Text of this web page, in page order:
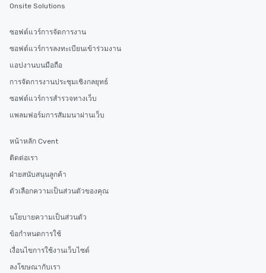
Onsite Solutions
ซอฟต์แวร์การจัดการงาน
ซอฟต์แวร์การลงทะเบียนเข้าร่วมงาน
แอปงานบนมือถือ
การจัดการงานประชุมเชิงกลยุทธ์
ซอฟต์แวร์การสำรวจทางเว็บ
แพลมฟอร์มการสัมมนาผ่านเว็บ
หน้าหลัก Cvent
ติดต่อเรา
ฝ่ายสนับสนุนลูกค้า
ตัวเลือกความเป็นส่วนตัวของคุณ
นโยบายความเป็นส่วนตัว
ข้อกำหนดการใช้
เงื่อนไขการใช้งานเว็บไซต์
ลงโฆษณากับเรา